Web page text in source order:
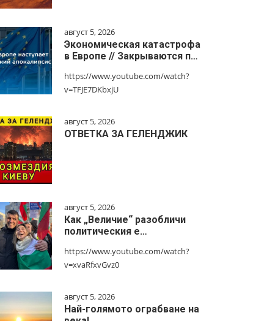
август 5, 2026
Экономическая катастрофа
в Европе // Закрываются п…
https://www.youtube.com/watch?
v=TFJE7DKbxjU
август 5, 2026
ОТВЕТКА ЗА ГЕЛЕНДЖИК
август 5, 2026
Как „Величие“ разобличи
политическия е…
https://www.youtube.com/watch?
v=xvaRfxvGvz0
август 5, 2026
Най-голямото ограбване на